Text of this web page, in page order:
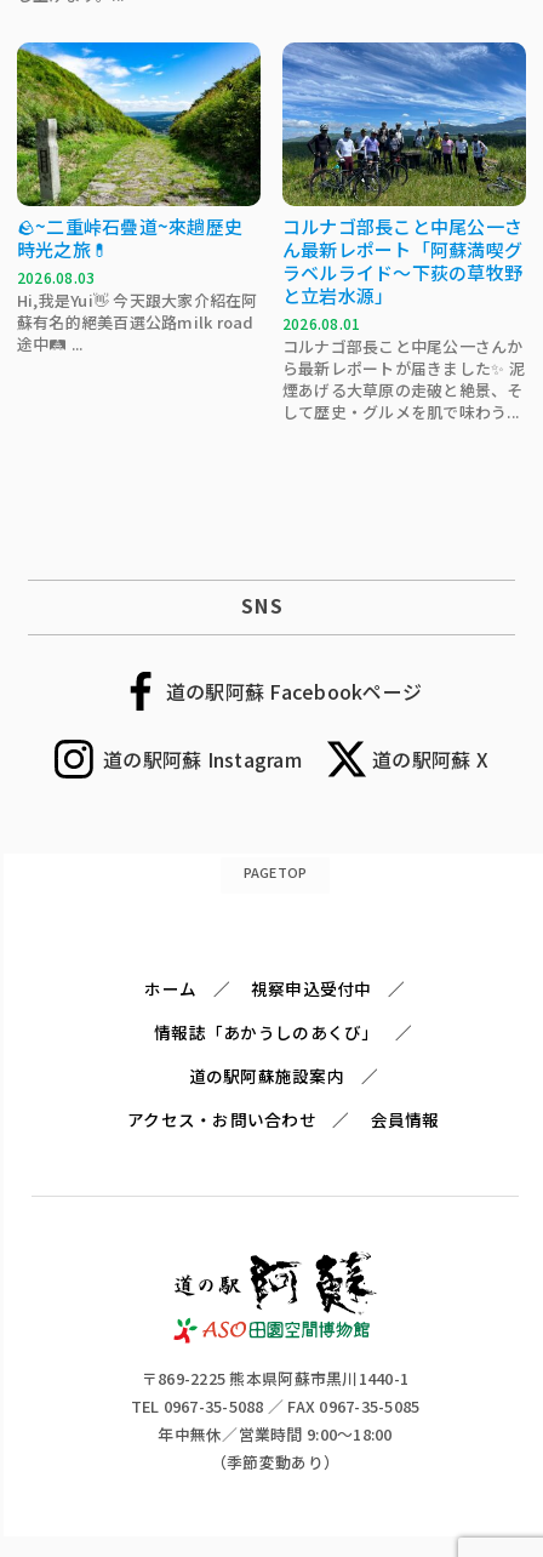
🪨~二重峠石疊道~來趟歷史
時光之旅💊
2026.08.03
Hi,我是Yui👋 今天跟大家介紹在阿
蘇有名的絕美百選公路milk road
途中🛤️ ...
コルナゴ部長こと中尾公一さ
ん最新レポート「阿蘇満喫グ
ラベルライド～下荻の草牧野
と立岩水源」
2026.08.01
コルナゴ部長こと中尾公一さんか
ら最新レポートが届きました✨ 泥
煙あげる大草原の走破と絶景、そ
して歴史・グルメを肌で味わう...
SNS
道の駅阿蘇 Facebookページ
道の駅阿蘇 Instagram 道の駅阿蘇 X
PAGETOP
ホーム
視察申込受付中
情報誌「あかうしのあくび」
道の駅阿蘇施設案内
アクセス・お問い合わせ
会員情報
〒869-2225 熊本県阿蘇市黒川1440-1
TEL 0967-35-5088 ／ FAX 0967-35-5085
年中無休／営業時間 9:00～18:00
（季節変動あり）